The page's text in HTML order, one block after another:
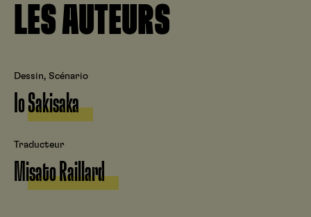
LES AUTEURS
Dessin, Scénario
Io Sakisaka
Traducteur
Misato Raillard